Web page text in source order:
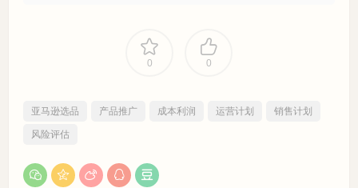
0 0
亚马逊选品 产品推广 成本利润 运营计划 销售计划
风险评估